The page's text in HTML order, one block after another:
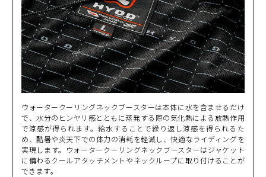
ウォータークーリングネックブースターは本体に水を含ませるだけ
で、水分のヒンヤリ感とともに蒸発する際の気化熱による放熱作用
で涼感が得られます。給水することで繰り返し涼感を得られるた
め、酷暑や炎天下での体力の消耗を軽減し、快適なライディングを
実現します。ウォータークーリングネックブースターはジャケット
に備わるクールアタッチメントやネックループに取り付けることが
できます。